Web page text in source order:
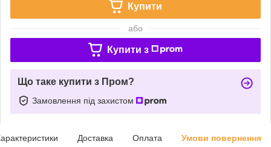
Купити
або
Купити з
Що таке купити з Пром?
Замовлення під захистом
Доставка Оплата Умови повернення